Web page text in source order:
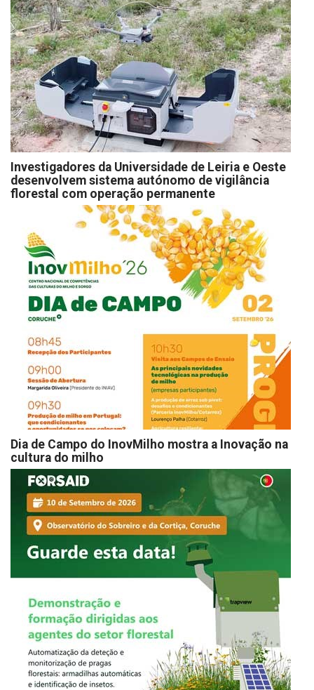
Investigadores da Universidade de Leiria e Oeste
desenvolvem sistema autónomo de vigilância
florestal com operação permanente
Dia de Campo do InovMilho mostra a Inovação na
cultura do milho